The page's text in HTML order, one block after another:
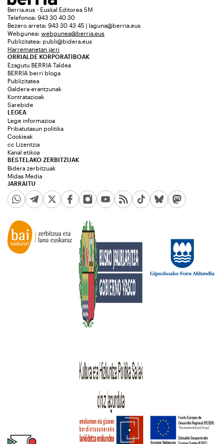
Berria.eus - Euskal Editorea SM
Telefonoa: 943 30 40 30
Bezero arreta: 943 30 43 45 | laguna@berria.eus
Webgunea: webgunea@berria.eus
Publizitatea: publi@bidera.eus
Harremanetan jarri
ORRIALDE KORPORATIBOAK
Ezagutu BERRIA Taldea
BERRIA berri bloga
Publizitatea
Galdera-erantzunak
Kontratazioak
Sarebide
JARRAITU
LEGEA
Lege informazioa
Pribatutasun politika
Cookieak
cc Lizentzia
Kanal etikoa
BESTELAKO ZERBITZUAK
Bidera zerbitzuak
Midas Media